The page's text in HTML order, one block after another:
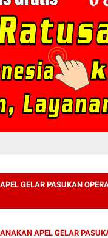
GELAR PASUKAN
APEL GELAR